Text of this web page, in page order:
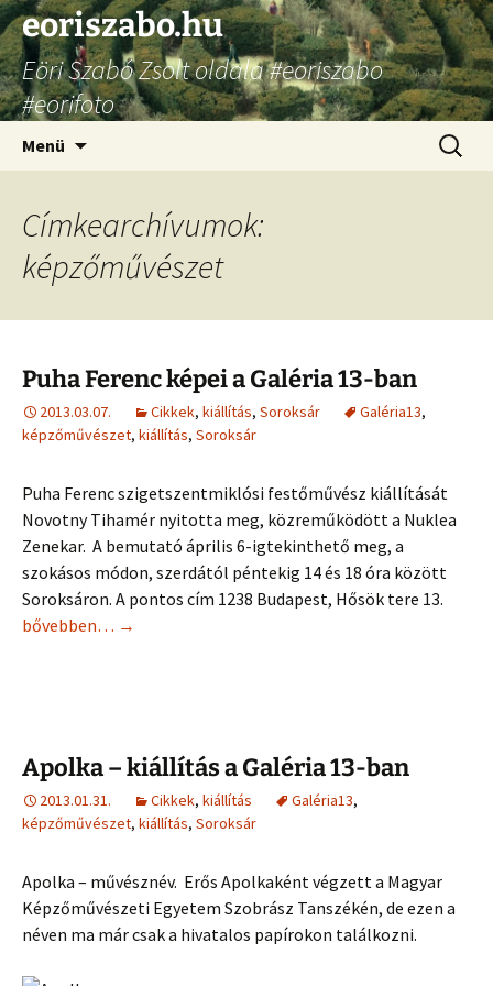
Ugrás
a
tartalomhoz
eoriszabo.hu
Eöri Szabó Zsolt oldala #eoriszabo
#eorifoto
Menü
Címkearchívumok:
képzőművészet
Puha Ferenc képei a Galéria 13-ban
2013.03.07. Cikkek, kiállítás, Soroksár Galéria13,
képzőművészet, kiállítás, Soroksár
Puha Ferenc szigetszentmiklósi festőművész kiállítását
Novotny Tihamér nyitotta meg, közreműködött a Nuklea
Zenekar. A bemutató április 6-igtekinthető meg, a
szokásos módon, szerdától péntekig 14 és 18 óra között
Soroksáron. A pontos cím 1238 Budapest, Hősök tere 13.
Puha Ferenc képei a Galéria 13-ban
bővebben… →
Apolka – kiállítás a Galéria 13-ban
2013.01.31. Cikkek, kiállítás Galéria13,
képzőművészet, kiállítás, Soroksár
Apolka – művésznév. Erős Apolkaként végzett a Magyar
Képzőművészeti Egyetem Szobrász Tanszékén, de ezen a
néven ma már csak a hivatalos papírokon találkozni.